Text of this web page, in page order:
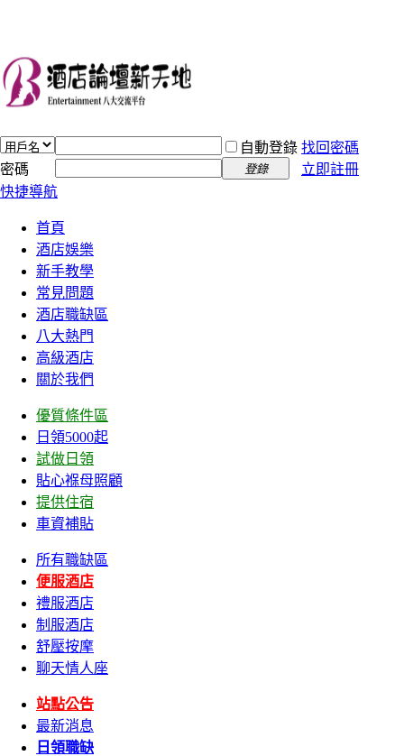
自動登錄 找回密碼
密碼
登錄
立即註冊
快捷導航
首頁
酒店娛樂
新手教學
常見問題
酒店職缺區
八大熱門
高級酒店
關於我們
優質條件區
日領5000起
試做日領
貼心褓母照顧
提供住宿
車資補貼
所有職缺區
便服酒店
禮服酒店
制服酒店
舒壓按摩
聊天情人座
站點公告
最新消息
日領職缺